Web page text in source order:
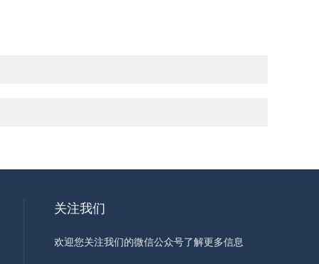
关注我们
欢迎您关注我们的微信公众号了解更多信息